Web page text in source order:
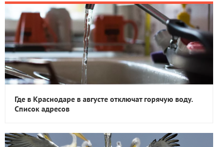
Где в Краснодаре в августе отключат горячую воду.
Список адресов